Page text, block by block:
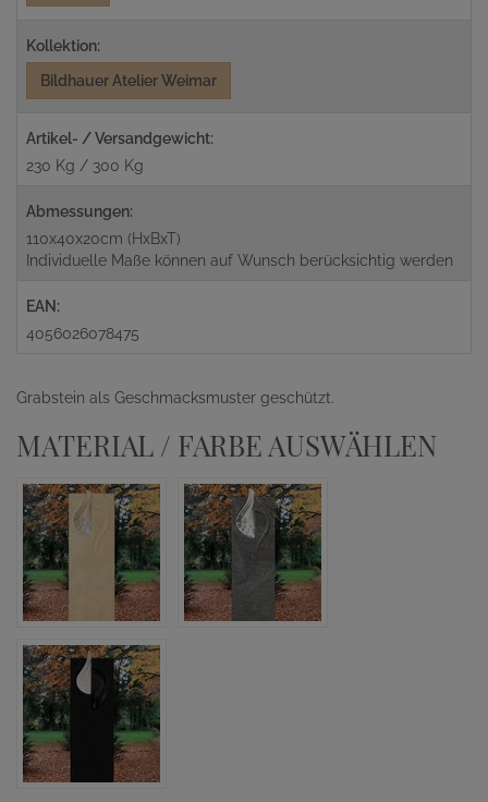
Kollektion:
Bildhauer Atelier Weimar
Artikel- / Versandgewicht:
230 Kg / 300 Kg
Abmessungen:
110x40x20cm (HxBxT)
Individuelle Maße können auf Wunsch berücksichtig werden
EAN:
4056026078475
Grabstein als Geschmacksmuster geschützt.
MATERIAL / FARBE AUSWÄHLEN